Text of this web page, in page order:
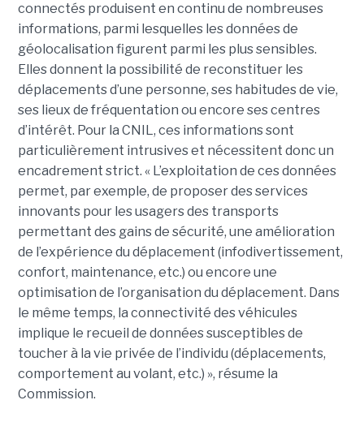
connectés produisent en continu de nombreuses
informations, parmi lesquelles les données de
géolocalisation figurent parmi les plus sensibles.
Elles donnent la possibilité de reconstituer les
déplacements d’une personne, ses habitudes de vie,
ses lieux de fréquentation ou encore ses centres
d’intérêt. Pour la CNIL, ces informations sont
particulièrement intrusives et nécessitent donc un
encadrement strict. « L’exploitation de ces données
permet, par exemple, de proposer des services
innovants pour les usagers des transports
permettant des gains de sécurité, une amélioration
de l’expérience du déplacement (infodivertissement,
confort, maintenance, etc.) ou encore une
optimisation de l’organisation du déplacement. Dans
le même temps, la connectivité des véhicules
implique le recueil de données susceptibles de
toucher à la vie privée de l’individu (déplacements,
comportement au volant, etc.) », résume la
Commission.